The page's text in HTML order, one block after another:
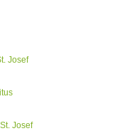
Josef
Josef